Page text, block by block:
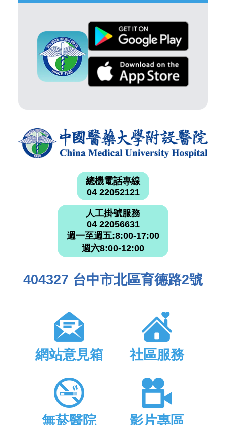
總機電話專線
04 22052121
人工掛號服務
04 22056631
週一至週五:8:00-17:00
週六8:00-12:00
404327 台中市北區育德路2號
網站意見箱 社區服務
無菸醫院 影片專區